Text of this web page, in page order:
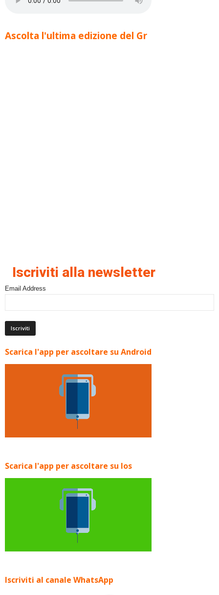
Ascolta l'ultima edizione del Gr
Iscriviti alla newsletter
Email Address
Scarica l'app per ascoltare su Android
Scarica l'app per ascoltare su Ios
Iscriviti al canale WhatsApp